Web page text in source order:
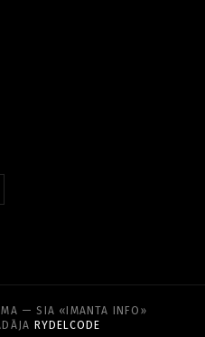
— SIA «IMANTA INFO»
RYDELCODE